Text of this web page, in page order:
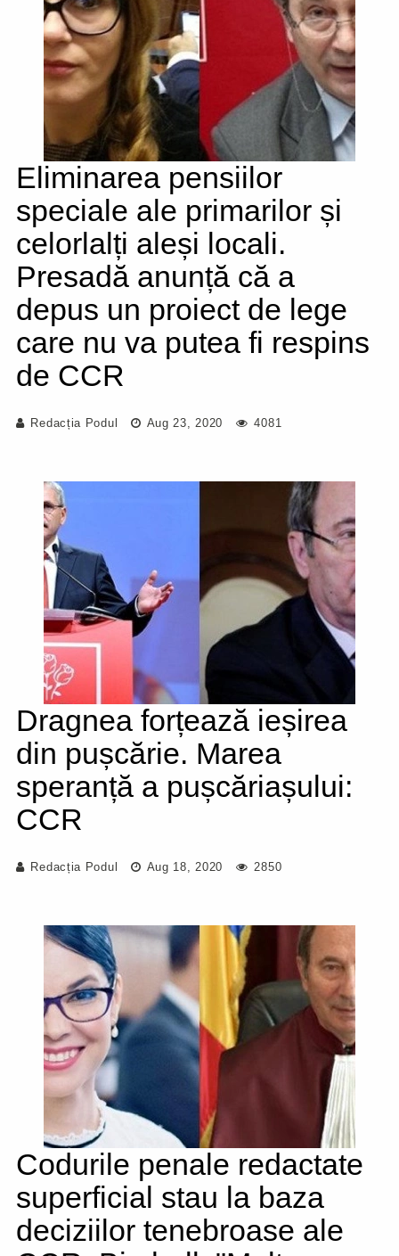
Eliminarea pensiilor
speciale ale primarilor și
celorlalți aleși locali.
Presadă anunță că a
depus un proiect de lege
care nu va putea fi respins
de CCR
Redacția Podul Aug 23, 2020 4081
Dragnea forțează ieșirea
din pușcărie. Marea
speranță a pușcăriașului:
CCR
Redacția Podul Aug 18, 2020 2850
Codurile penale redactate
superficial stau la baza
deciziilor tenebroase ale